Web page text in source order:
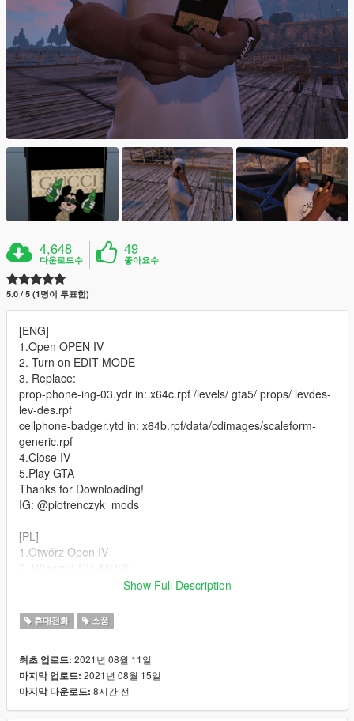
4,648
다운로드수
49
좋아요수
5.0 / 5 (1명이 투표함)
[ENG]
1.Open OPEN IV
2. Turn on EDIT MODE
3. Replace:
prop-phone-ing-03.ydr in: x64c.rpf /levels/ gta5/ props/ levdes-
lev-des.rpf
cellphone-badger.ytd in: x64b.rpf/data/cdimages/scaleform-
generic.rpf
4.Close IV
5.Play GTA
Thanks for Downloading!
IG: @piotrenczyk_mods
[PL]
1.Otwórz Open IV
lev-des.rpf
cellphone-badger.ytd in: x64b.rpf/data/cdimages/scaleform-
4.Zamknij OPEN IV
5. Graj w GTA
Dzieki za pobranie!
IG: @piotrenczyk_mods
Show Full Description
휴대전화 소품
최초 업로드: 2021년 08월 11일
마지막 업로드: 2021년 08월 15일
마지막 다운로드: 8시간 전